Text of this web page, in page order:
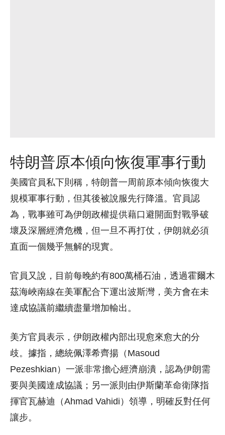
特朗普原本傾向恢復軍事行動
美國官員私下則稱，特朗普一周前原本傾向恢復大
規模軍事行動，但其後被說服先行降溫。官員認
為，戰事雖可為伊朗政權提供藉口避開面對戰爭破
壞及深層經濟危機，但一旦不再打仗，伊朗就必須
直面一個幾乎無解的現實。
官員又說，目前每晚約有800萬桶石油，透過霍爾木
茲海峽南線在美軍配合下運出波斯灣，美方會在未
達成協議前繼續盡量增加輸出。
美方官員表示，伊朗政權內部出現愈來愈大的分
歧。據指，總統佩澤希齊揚（Masoud
Pezeshkian）一派非常擔心經濟崩潰，認為伊朗需
要與美國達成協議；另一派則由伊斯蘭革命衛隊指
揮官瓦赫迪（Ahmad Vahidi）領導，明確反對任何
讓步。